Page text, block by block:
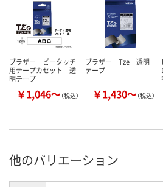
ブラザー ピータッチ
用テープカセット 透
明テープ
￥1,046～（税込）
ブラザー Tze 透明
テープ
￥1,430～（税込）
他のバリエーション